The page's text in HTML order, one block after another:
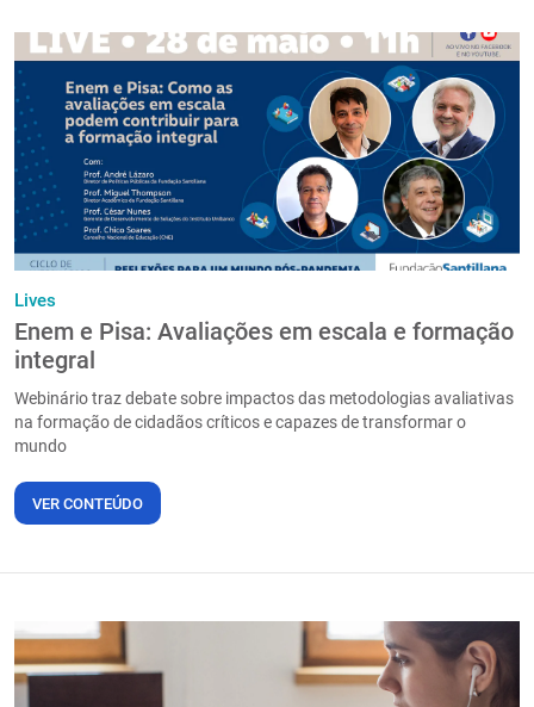
Lives
Enem e Pisa: Avaliações em escala e formação
integral
Webinário traz debate sobre impactos das metodologias avaliativas
na formação de cidadãos críticos e capazes de transformar o
mundo
VER CONTEÚDO